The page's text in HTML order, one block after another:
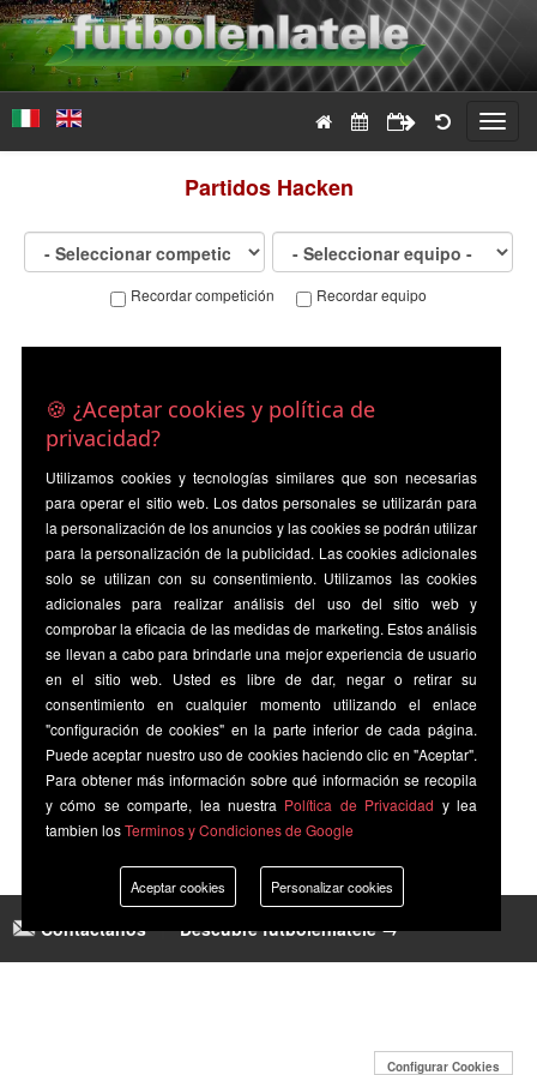
Partidos Hacken
Recordar competición Recordar equipo
Contáctanos|Descubre futbolenlatele →
Configurar Cookies
🍪 ¿Aceptar cookies y política de
privacidad?
Utilizamos cookies y tecnologías similares que son necesarias
para operar el sitio web. Los datos personales se utilizarán para
la personalización de los anuncios y las cookies se podrán utilizar
para la personalización de la publicidad. Las cookies adicionales
solo se utilizan con su consentimiento. Utilizamos las cookies
adicionales para realizar análisis del uso del sitio web y
comprobar la eficacia de las medidas de marketing. Estos análisis
se llevan a cabo para brindarle una mejor experiencia de usuario
en el sitio web. Usted es libre de dar, negar o retirar su
consentimiento en cualquier momento utilizando el enlace
"configuración de cookies" en la parte inferior de cada página.
Puede aceptar nuestro uso de cookies haciendo clic en "Aceptar".
Para obtener más información sobre qué información se recopila
y cómo se comparte, lea nuestra Política de Privacidad y lea
tambien losTerminos y Condiciones de Google
Aceptar cookies Personalizar cookies